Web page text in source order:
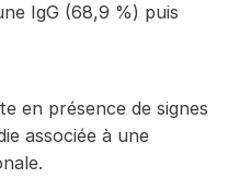
IgG (68,9 %) puis
en présence de signes
associée à une